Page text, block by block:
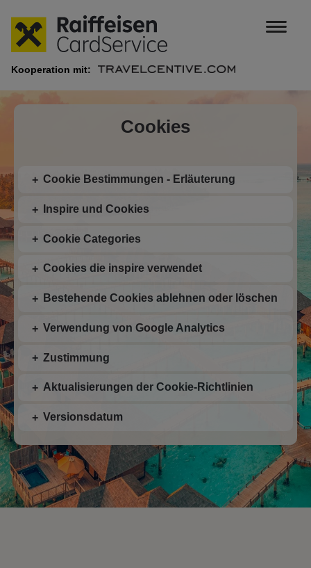
Kooperation mit:
Cookies
Cookie Bestimmungen - Erläuterung
Inspire und Cookies
Cookie Categories
Cookies die inspire verwendet
Bestehende Cookies ablehnen oder löschen
Verwendung von Google Analytics
Zustimmung
Aktualisierungen der Cookie-Richtlinien
Versionsdatum